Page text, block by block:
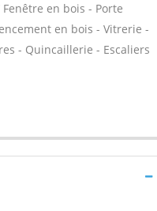
en bois - Porte
en bois - Vitrerie -
- Quincaillerie - Escaliers